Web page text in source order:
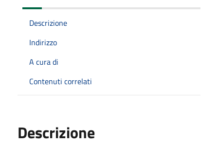
Descrizione
Indirizzo
A cura di
Contenuti correlati
Descrizione